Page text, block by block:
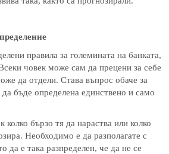
правила за големината на банката,
човек може сам да прецени за себе
да отдели. Става въпрос обаче за
бъде определена единствено и само
колко бързо тя да нараства или колко
Необходимо е да разполагате с
да е така разпределен, че да не се